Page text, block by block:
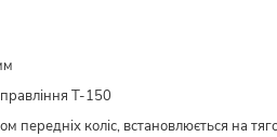
Т-150
передніх коліс, встановлюється на